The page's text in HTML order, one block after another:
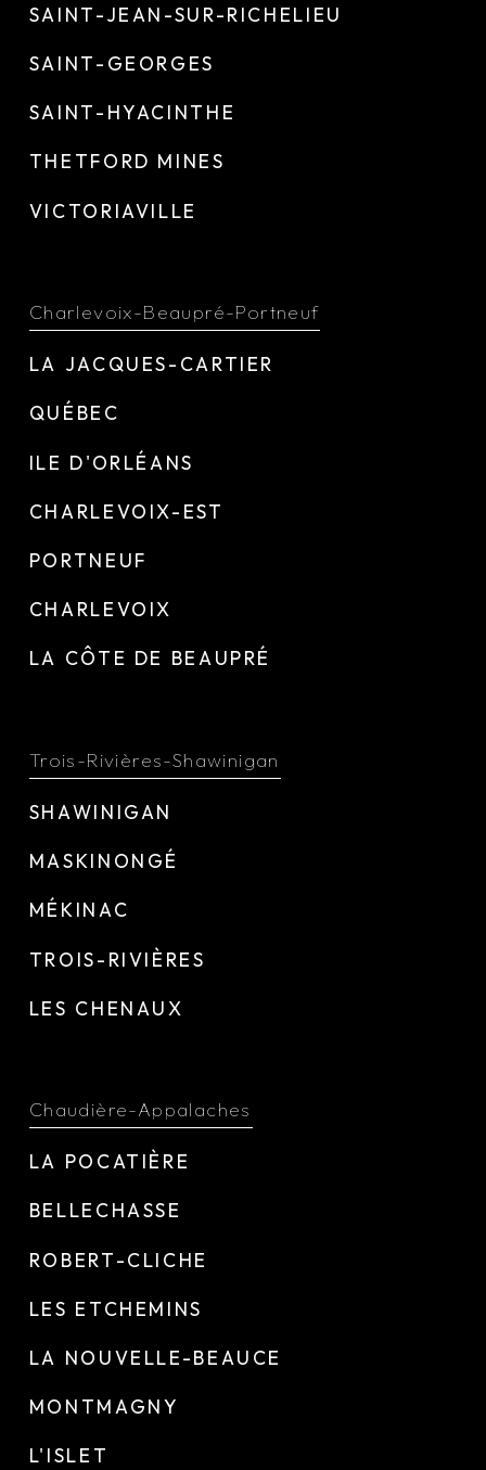
SAINT-JEAN-SUR-RICHELIEU
SAINT-GEORGES
SAINT-HYACINTHE
THETFORD MINES
VICTORIAVILLE
Charlevoix-Beaupré-Portneuf
LA JACQUES-CARTIER
QUÉBEC
ILE D'ORLÉANS
CHARLEVOIX-EST
PORTNEUF
CHARLEVOIX
LA CÔTE DE BEAUPRÉ
Trois-Rivières-Shawinigan
SHAWINIGAN
MASKINONGÉ
MÉKINAC
TROIS-RIVIÈRES
LES CHENAUX
Chaudière-Appalaches
LA POCATIÈRE
BELLECHASSE
ROBERT-CLICHE
LES ETCHEMINS
LA NOUVELLE-BEAUCE
MONTMAGNY
L'ISLET